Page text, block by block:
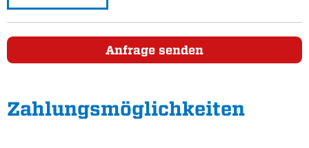
Anfrage senden
Zahlungs­möglichkeiten